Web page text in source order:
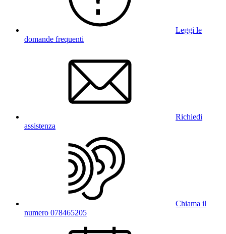
Leggi le
domande frequenti
Richiedi
assistenza
Chiama il
numero 078465205